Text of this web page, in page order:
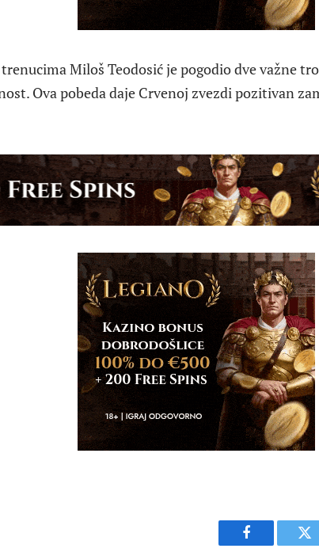
Miloš Teodosić je pogodio dve važne
Ova pobeda daje Crvenoj zvezdi pozitivan
Facebook